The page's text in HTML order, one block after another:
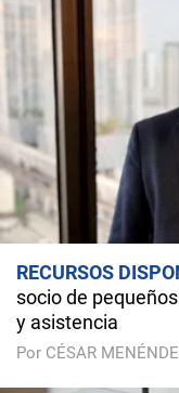
RECURSOS
socio de
y asistencia
Por CÉSAR